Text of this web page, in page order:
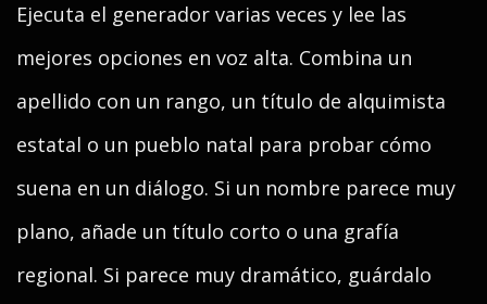
Ejecuta el generador varias veces y lee las
mejores opciones en voz alta. Combina un
apellido con un rango, un título de alquimista
estatal o un pueblo natal para probar cómo
suena en un diálogo. Si un nombre parece muy
plano, añade un título corto o una grafía
regional. Si parece muy dramático, guárdalo